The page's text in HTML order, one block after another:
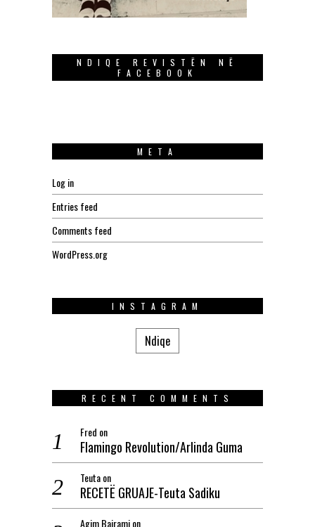
NDIQE REVISTËN NË
FACEBOOK
META
Log in
Entries feed
Comments feed
WordPress.org
INSTAGRAM
Ndiqe
RECENT COMMENTS
Fred on
Flamingo Revolution/Arlinda Guma
Teutaon
RECETË GRUAJE-Teuta Sadiku
Agim.Bajramion